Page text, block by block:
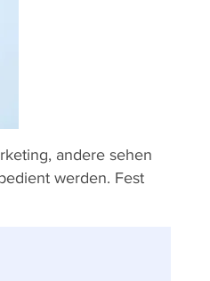
andere sehen
werden. Fest